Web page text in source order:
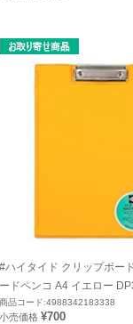
に入りに登録
#ハイタイド クリップボー
ードペンコ A4 イエロー
商品コード:4988342183338
小売価格 ¥700